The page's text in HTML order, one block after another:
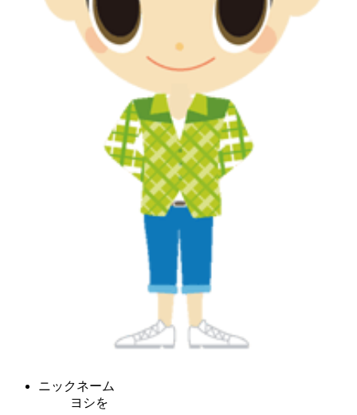
ニックネーム
ヨシを